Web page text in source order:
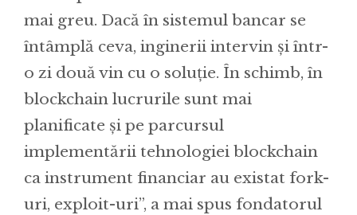
mai greu. Dacă în sistemul bancar se
întâmplă ceva, inginerii intervin și într-
o zi două vin cu o soluție. În schimb, în
blockchain lucrurile sunt mai
planificate și pe parcursul
implementării tehnologiei blockchain
ca instrument financiar au existat fork-
uri, exploit-uri”, a mai spus fondatorul